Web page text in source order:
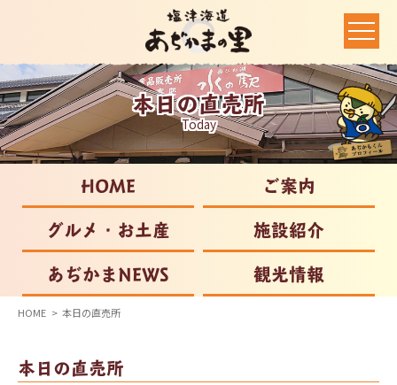
本日の直売所
Today
HOME
ご案内
グルメ・お土産
施設紹介
あぢかまNEWS
観光情報
HOME 本日の直売所
本日の直売所